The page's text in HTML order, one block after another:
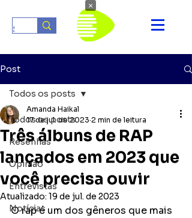
Post
Todos os posts
Resenhas
Opinião
Entrevistas
Notícias
Todos os posts
Três álbuns de RAP
lançados em 2023 que
você precisa ouvir
Amanda Haikal
17 de jul. de 2023 2 min de leitura
Atualizado: 19 de jul. de 2023
O rap é um dos gêneros que mais
×